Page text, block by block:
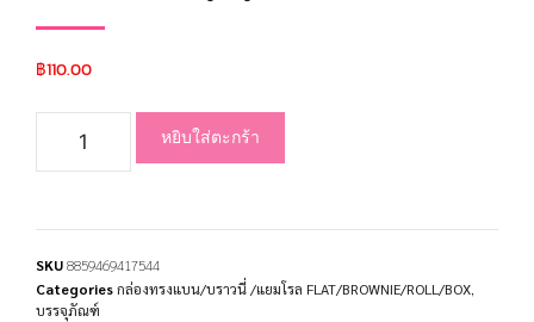
฿110.00
หยิบใส่ตะกร้า
SKU8859469417544
Categoriesกล่องทรงแบน/บราวนี่ /แยมโรล FLAT/BROWNIE/ROLL/BOX
บรรจุภัณฑ์